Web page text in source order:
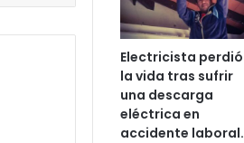
Electricista perdió
la vida tras sufrir
una descarga
eléctrica en
accidente laboral.